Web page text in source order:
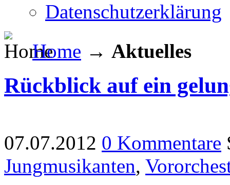
Datenschutzerklärung
Home → Aktuelles
Rückblick auf ein
07.07.2012 0 Kommentare
Jungmusikanten,